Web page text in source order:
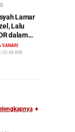
Lamar
Lalu
dalam
Lama
SANARI
02:48 WIB
➧